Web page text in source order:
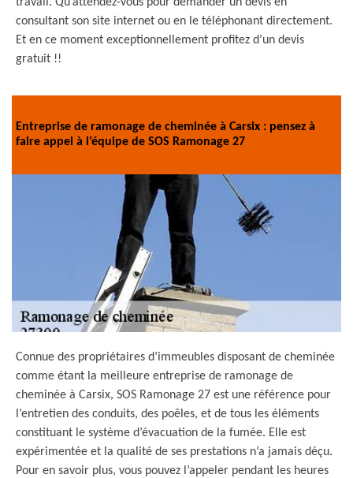
consultant son site internet ou en le téléphonant directement.
Et en ce moment exceptionnellement profitez d’un devis
gratuit !!
Entreprise de ramonage de cheminée à Carsix : pensez à
faire appel à l’équipe de SOS Ramonage 27
Connue des propriétaires d’immeubles disposant de cheminée
comme étant la meilleure entreprise de ramonage de
cheminée à Carsix, SOS Ramonage 27 est une référence pour
l’entretien des conduits, des poêles, et de tous les éléments
constituant le système d’évacuation de la fumée. Elle est
expérimentée et la qualité de ses prestations n’a jamais déçu.
Pour en savoir plus, vous pouvez l’appeler pendant les heures